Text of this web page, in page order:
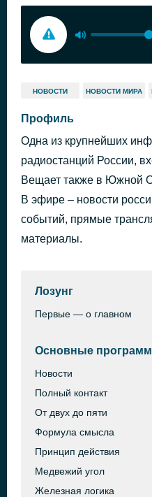
НОВОСТИ НОВОСТИ МИРА
Профиль
Одна из крупнейших
радиостанций России,
Вещает также в Южной
В эфире – новости
событий, прямые
материалы.
Лозунг
Первые — о главном
Основные
Новости
Полный контакт
От двух до пяти
Формула смысла
Принцип действия
Медвежий угол
Железная логика